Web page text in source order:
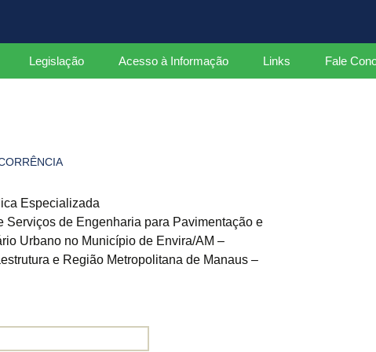
Legislação
Decretos Estaduais
Portarias
Instruções Normativas
Acesso à Informação Links Fale
Especializada
Serviços de Engenharia para Pavimentação e
Urbano no Município de Envira/AM –
e Região Metropolitana de Manaus –